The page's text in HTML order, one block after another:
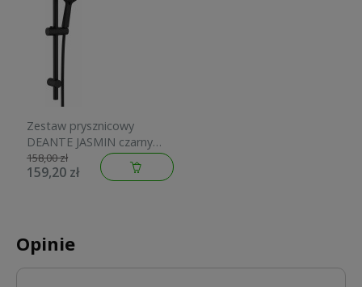
Zestaw prysznicowy
DEANTE JASMIN czarny
NGJ N51K
158,00 zł
159,20 zł
Opinie